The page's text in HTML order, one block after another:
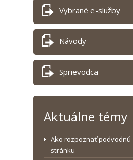
Vybrané e-služby
Návody
Sprievodca
Aktuálne témy
Ako rozpoznať podvodnú
stránku